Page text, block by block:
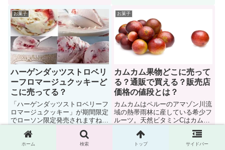
チョコレート甘さをミントの香り
が包み込むことで口の中で甘くさ
っぱりします。ではチェリオＫＩ
ＳＳチョコミントに関する「販売
店（どこに売ってる？）、値段、
内容量、カロリー」も見ていこう
しい苦みを再現することで、深み
のある味わいを演出しています。
では、グリコアーモンド効果ほろ
苦キャラメル味に関する「販売店
（どこに売ってる？）、値段、カ
ロリー、味」を知っていこう！
お菓子
ハーゲンダッツストロベリ
ーフロマージュクッキーど
こに売ってる？
「ハーゲンダッツストロベリーフ
ロマージュクッキー」が期間限定
でローソン限定発売されますね。
ですが「売ってない」なんてこと
もあります。では、ハーゲンダッ
ツストロベリーフロマージュクッ
お菓子
カムカム果物どこに売って
る？通販で買える？販売店
価格の値段とは？
カムカムはペルーのアマゾン川流
域の熱帯雨林に産している希少フ
ルーツ。天然ビタミンCはカムカ
ム果汁１００ｇあたり約３０００
ｍｇも含まれます。もちろんポリ
フェノールの豊富！そんなカムカ
お菓子
ホーム
検索 トップ サイドバー